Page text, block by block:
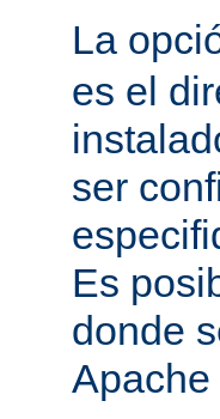
La
es el
ser
Es
donde